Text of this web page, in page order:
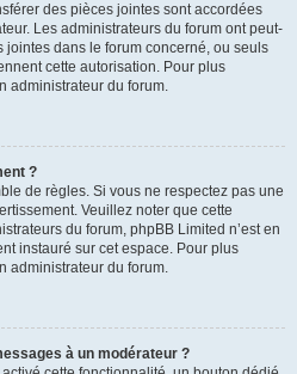
des pièces jointes sont accordées
Les administrateurs du forum ont peut-
jointes dans le forum concerné, ou seuls
cette autorisation. Pour plus
administrateur du forum.
?
de règles. Si vous ne respectez pas une
Veuillez noter que cette
du forum, phpBB Limited n’est en
instauré sur cet espace. Pour plus
administrateur du forum.
à un modérateur ?